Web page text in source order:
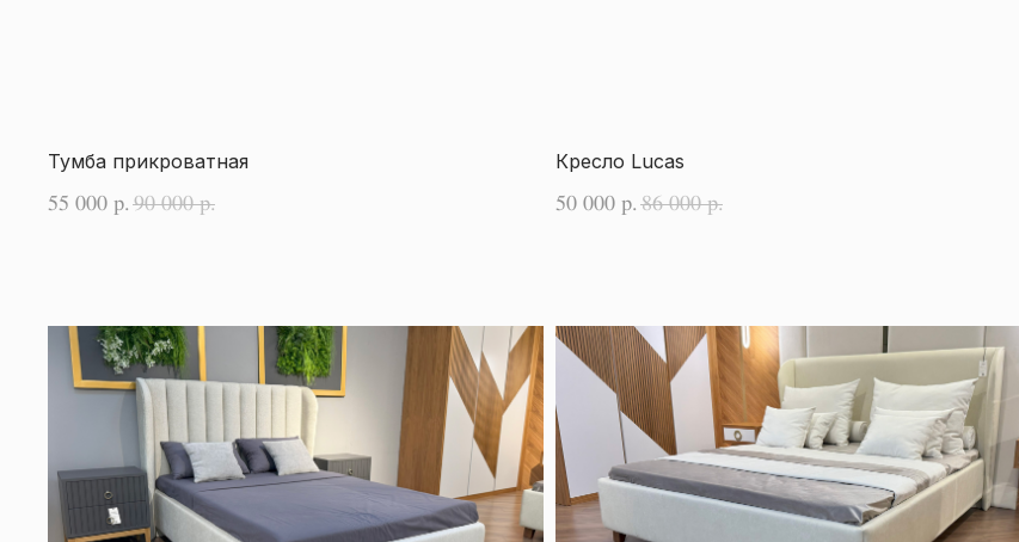
Тумба прикроватная
55 000 р. 90 000 р.
Кресло Lucas
50 000 р. 86 000 р.